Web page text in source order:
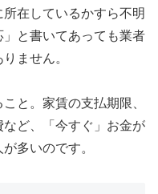
在しているかすら不明
と書いてあっても業者
ません。
と。家賃の支払期限、
ど、「今すぐ」お金が
多いのです。